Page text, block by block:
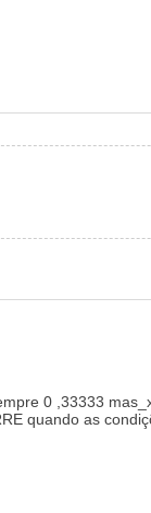
0 ,33333
quando as